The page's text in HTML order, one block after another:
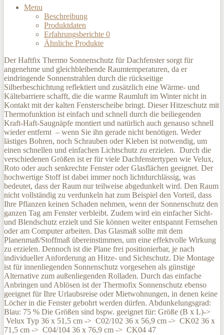
Menu
Beschreibung
Produktdaten
Erfahrungsberichte 0
Ähnliche Produkte
Der Haftfix Thermo Sonnenschutz für Dachfenster sorgt für
angenehme und gleichbleibende Raumtemperaturen, da er
eindringende Sonnenstrahlen durch die rückseitige
Silberbeschichtung reflektiert und zusätzlich eine Wärme- und
Kältebarriere schafft, die die warme Raumluft im Winter nicht in
Kontakt mit der kalten Fensterscheibe bringt. Dieser Hitzeschutz mit
Thermofunktion ist einfach und schnell durch die beiliegenden
Kraft-Haft-Saugnäpfe montiert und natürlich auch genauso schnell
wieder entfernt – wenn Sie ihn gerade nicht benötigen. Weder
lästiges Bohren, noch Schrauben oder Kleben ist notwendig, um
einen schnellen und einfachen Lichtschutz zu erzielen. Durch die
verschiedenen Größen ist er für viele Dachfenstertypen wie Velux,
Roto oder auch senkrechte Fenster oder Glasflächen geeignet. Der
hochwertige Stoff ist dabei immer noch lichtdurchlässig, was
bedeutet, dass der Raum nur teilweise abgedunkelt wird. Den Raum
nicht vollständig zu verdunkeln hat zum Beispiel den Vorteil, dass
Ihre Pflanzen keinen Schaden nehmen, wenn der Sonnenschutz den
ganzen Tag am Fenster verbleibt. Zudem wird ein einfacher Sicht-
und Blendschutz erzielt und Sie können weiter entspannt Fernsehen
oder am Computer arbeiten. Das Glasmaß sollte mit dem
Planenmaß/Stoffmaß übereinstimmen, um eine effektvolle Wirkung
zu erzielen. Dennoch ist die Plane frei positionierbar, je nach
individueller Anforderung an Hitze- und Sichtschutz. Die Montage
ist für innenliegenden Sonnenschutz vorgesehen als günstige
Alternative zum außenliegenden Rolladen. Durch das einfache
Anbringen und Ablösen ist der Thermofix Sonnenschutz ebenso
geeignet für Ihre Urlaubsreise oder Mietwohnungen, in denen keine
Löcher in die Fenster gebohrt werden dürfen. Abdunkelungsgrad:
Blau: 75 % Die Größen sind bspw. geeignet für: Größe (B x L)->
Velux Typ 36 x 51,5 cm -> C02/102 36 x 56,9 cm -> CK02 36 x
71,5 cm -> C04/104 36 x 76,9 cm -> CK04 47